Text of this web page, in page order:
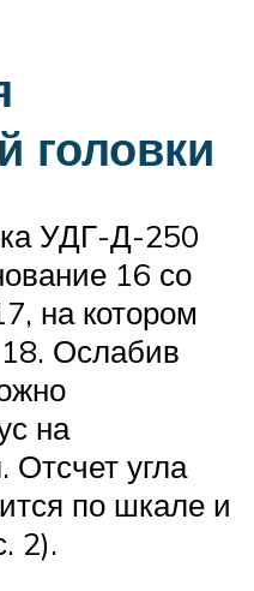
головки
УДГ-Д-250
16 со
на котором
18. Ослабив
на
Отсчет угла
по шкале и
2).